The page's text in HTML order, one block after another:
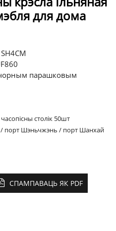
для дома
чорным парашковым
столік 50шт
/ порт Шэньчжэнь / порт Шанхай
СПАМПАВАЦЬ ЯК PDF